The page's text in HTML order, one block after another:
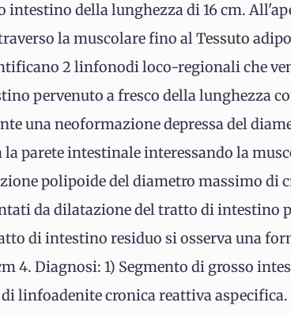
intestino della lunghezza di 16 cm.
la muscolare fino alTessuto
2 linfonodi loco-regionali che
pervenuto a fresco della lunghezza
una neoformazione depressa del
parete intestinale interessando la
polipoide del diametro massimo di
da dilatazione del tratto di intestino
di intestino residuo si osserva una
4. Diagnosi: 1) Segmento di grosso
linfoadenite cronica reattiva aspecifica.